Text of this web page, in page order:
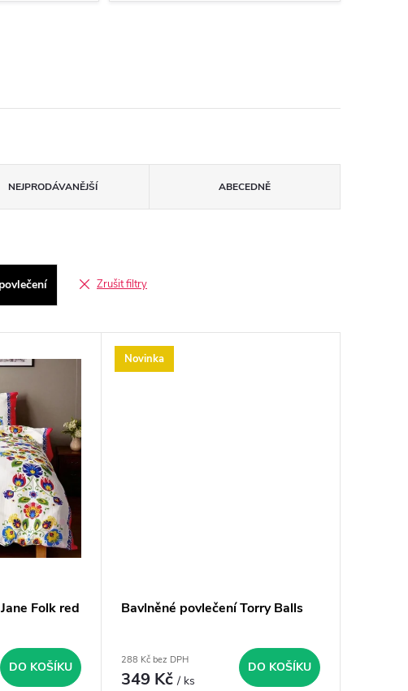
NEJPRODÁVANĚJŠÍ ABECEDNĚ
Zrušit filtry
Folk red
DO KOŠÍKU
Novinka
Bavlněné povlečení Torry Balls
288 Kč bez DPH
349 Kč/ ks
DO KOŠÍKU